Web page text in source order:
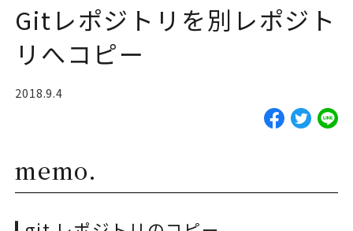
BLOG
Gitレポジトリを別レポジト
リへコピー
2018.9.4
memo.